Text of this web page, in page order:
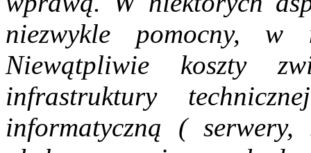
niezwykle pomocny, w
Niewątpliwie koszty
infrastruktury
informatyczną (